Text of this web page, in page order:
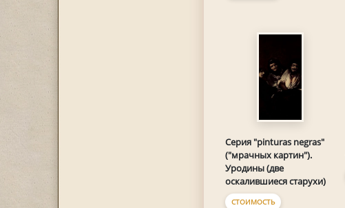
Серия "pinturas negras"
("мрачных картин").
Уродины (две
оскалившиеся старухи)
СТОИМОСТЬ